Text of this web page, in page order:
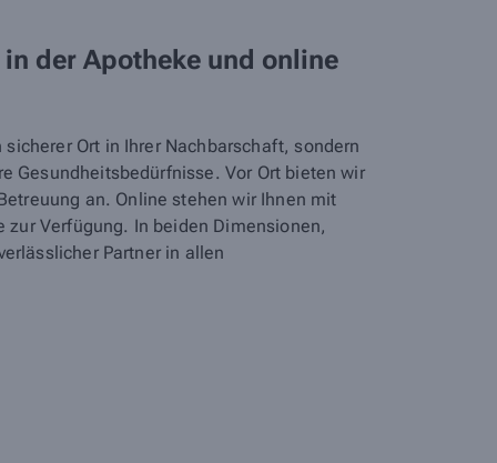
der Apotheke und online
Ort in Ihrer Nachbarschaft, sondern
Gesundheitsbedürfnisse. Vor Ort bieten wir
an. Online stehen wir Ihnen mit
zur Verfügung. In beiden Dimensionen,
Partner in allen